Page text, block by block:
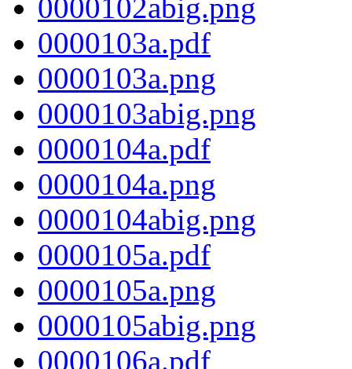
0000102abig.png
0000103a.pdf
0000103a.png
0000103abig.png
0000104a.pdf
0000104a.png
0000104abig.png
0000105a.pdf
0000105a.png
0000105abig.png
0000106a.pdf